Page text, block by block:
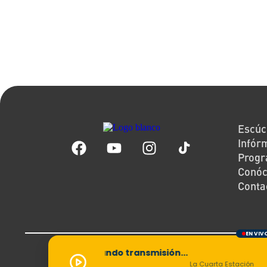
EN
Cargando transmisión...
La Cuarta Estación